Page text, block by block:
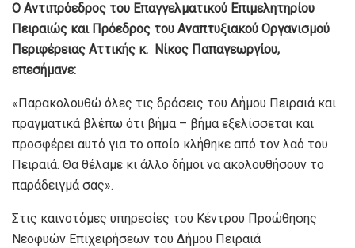
Ο Αντιπρόεδρος του Επαγγελματικού Επιμελητηρίου
Πειραιώς και Πρόεδρος του Αναπτυξιακού Οργανισμού
Περιφέρειας Αττικής κ. Νίκος Παπαγεωργίου,
επεσήμανε:
«Παρακολουθώ όλες τις δράσεις του Δήμου Πειραιά και
πραγματικά βλέπω ότι βήμα – βήμα εξελίσσεται και
προσφέρει αυτό για το οποίο κλήθηκε από τον λαό του
Πειραιά. Θα θέλαμε κι άλλο δήμοι να ακολουθήσουν το
παράδειγμά σας».
Στις καινοτόμες υπηρεσίες του Κέντρου Προώθησης
Νεοφυών Επιχειρήσεων του Δήμου Πειραιά